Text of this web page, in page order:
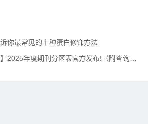
你最常见的十种蛋白修饰方法